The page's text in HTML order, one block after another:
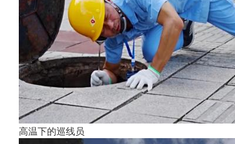
高温下的巡线员